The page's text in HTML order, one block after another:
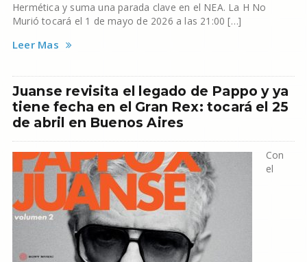
Hermética y suma una parada clave en el NEA. La H No
Murió tocará el 1 de mayo de 2026 a las 21:00 […]
Leer Mas
Juanse revisita el legado de Pappo y ya
tiene fecha en el Gran Rex: tocará el 25
de abril en Buenos Aires
Con
el